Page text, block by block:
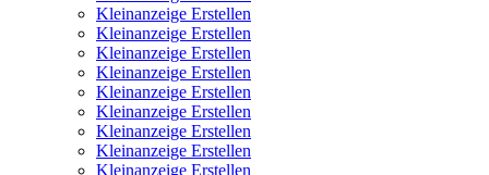
Kleinanzeige Erstellen
Kleinanzeige Erstellen
Kleinanzeige Erstellen
Kleinanzeige Erstellen
Kleinanzeige Erstellen
Kleinanzeige Erstellen
Kleinanzeige Erstellen
Kleinanzeige Erstellen
Kleinanzeige Erstellen